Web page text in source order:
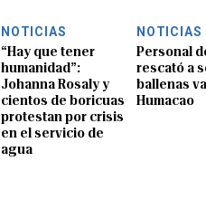
NOTICIAS
“Hay que tener
humanidad”:
Johanna Rosaly y
cientos de boricuas
protestan por crisis
en el servicio de
agua
NOTICIAS
Personal
rescató a
ballenas
Humacao